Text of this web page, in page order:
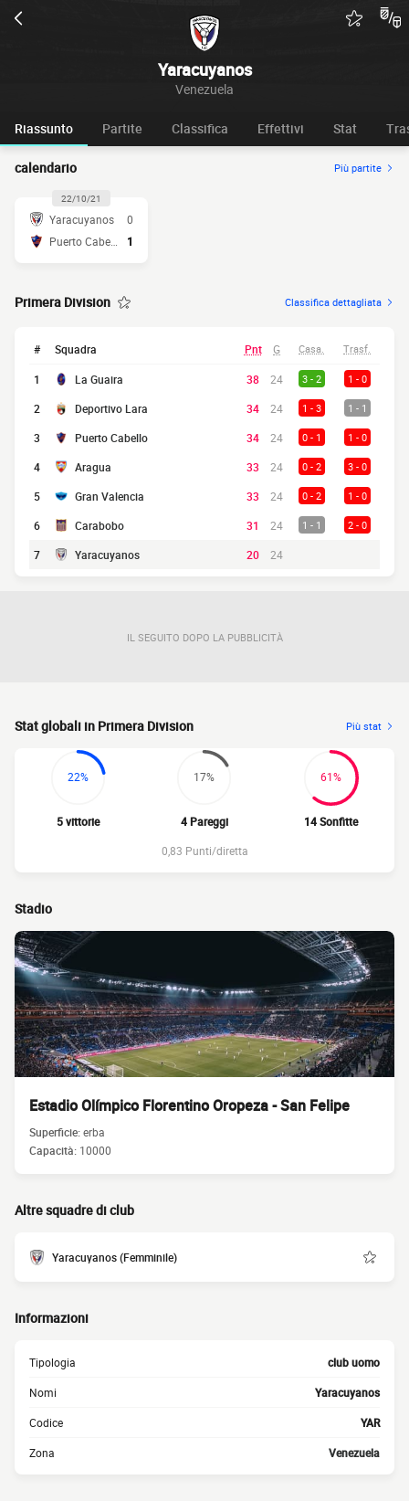
Yaracuyanos
Venezuela
Riassunto Partite Classifica Effettivi Stat
calendario Più partite
22/10/21
Yaracuyanos
0
1
Primera Division Classifica dettagliata
# Squadra Pnt G Casa. Trasf.
1 La Guaira 38 24 3 - 2 1 - 0
2 Deportivo Lara 34 24 1 - 3 1 - 1
3 Puerto Cabello 34 24 0 - 1 1 - 0
4 Aragua 33 24 0 - 2 3 - 0
5 Gran Valencia 33 24 0 - 2 1 - 0
6 Carabobo 31 24 1 - 1 2 - 0
7 Yaracuyanos 20 24
IL SEGUITO DOPO LA PUBBLICITÀ
Stat globali in Primera Division Più stat
22%
5 vittorie
17%
4 Pareggi
61%
14 Sonfitte
0,83 Punti/diretta
Stadio
Estadio Olímpico Florentino Oropeza - San Felipe
Superficie:erba
Capacità: 10000
Altre squadre di club
Yaracuyanos (Femminile)
Informazioni
Tipologia club uomo
Nomi Yaracuyanos
Codice YAR
Zona Venezuela